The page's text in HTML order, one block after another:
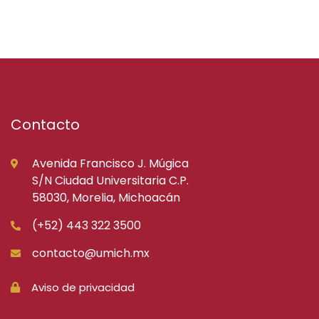
Contacto
Avenida Francisco J. Múgica
S/N Ciudad Universitaria C.P.
58030, Morelia, Michoacán
(+52) 443 322 3500
contacto@umich.mx
Aviso de privacidad